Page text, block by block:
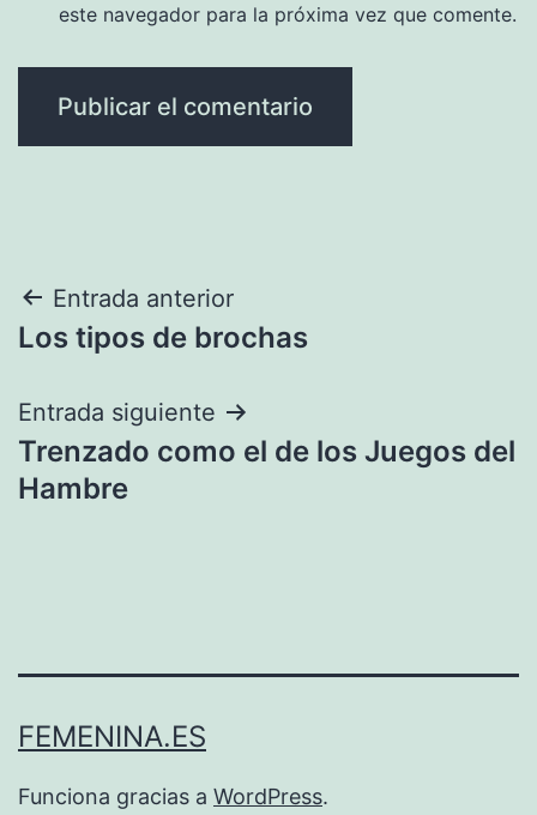
este navegador para la próxima vez que comente.
Navegación
de
entradas
Entrada anterior
Los tipos de brochas
Entrada siguiente
Trenzado como el de los Juegos del
Hambre
FEMENINA.ES
Funciona gracias a WordPress.